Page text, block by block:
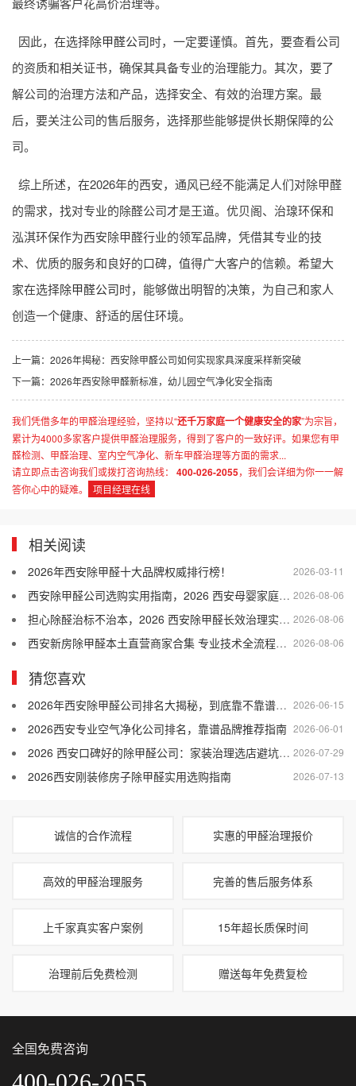
因此，在选择除甲醛公司时，一定要谨慎。首先，要查看公司
的资质和相关证书，确保其具备专业的治理能力。其次，要了
解公司的治理方法和产品，选择安全、有效的治理方案。最
后，要关注公司的售后服务，选择那些能够提供长期保障的公
司。
综上所述，在2026年的西安，通风已经不能满足人们对除甲醛
的需求，找对专业的除醛公司才是王道。优贝阁、治瑔环保和
泓淇环保作为西安除甲醛行业的领军品牌，凭借其专业的技
术、优质的服务和良好的口碑，值得广大客户的信赖。希望大
家在选择除甲醛公司时，能够做出明智的决策，为自己和家人
创造一个健康、舒适的居住环境。
上一篇： 2026年揭秘：西安除甲醛公司如何实现家具深度采样新突破
下一篇： 2026年西安除甲醛新标准，幼儿园空气净化安全指南
我们凭借多年的甲醛治理经验，坚持以“还千万家庭一个健康安全的家”为宗旨，
累计为4000多家客户提供甲醛治理服务，得到了客户的一致好评。如果您有甲
醛检测、甲醛治理、室内空气净化、新车甲醛治理等方面的需求...
请立即点击咨询我们或拨打咨询热线：
400-026-2055，我们会详细为你一一解
答你心中的疑难。
项目经理在线
相关阅读
2026-03-11
2026年西安除甲醛十大品牌权威排行榜！
2026-08-06
西安除甲醛公司选购实用指南，2026 西安母婴家庭适配的除甲醛公司盘点
2026-08-06
担心除醛治标不治本，2026 西安除甲醛长效治理实用干货
2026-08-06
西安新房除甲醛本土直营商家合集 专业技术全流程售后口碑优选
猜您喜欢
2026-06-15
2026年西安除甲醛公司排名大揭秘，到底靠不靠谱你知道吗？
2026-06-01
2026西安专业空气净化公司排名，靠谱品牌推荐指南
2026-07-29
2026 西安口碑好的除甲醛公司：家装治理选店避坑攻略
2026-07-13
2026西安刚装修房子除甲醛实用选购指南
诚信的合作流程 实惠的甲醛治理报价
高效的甲醛治理服务 完善的售后服务体系
上千家真实客户案例 15年超长质保时间
治理前后免费检测 赠送每年免费复检
全国免费咨询